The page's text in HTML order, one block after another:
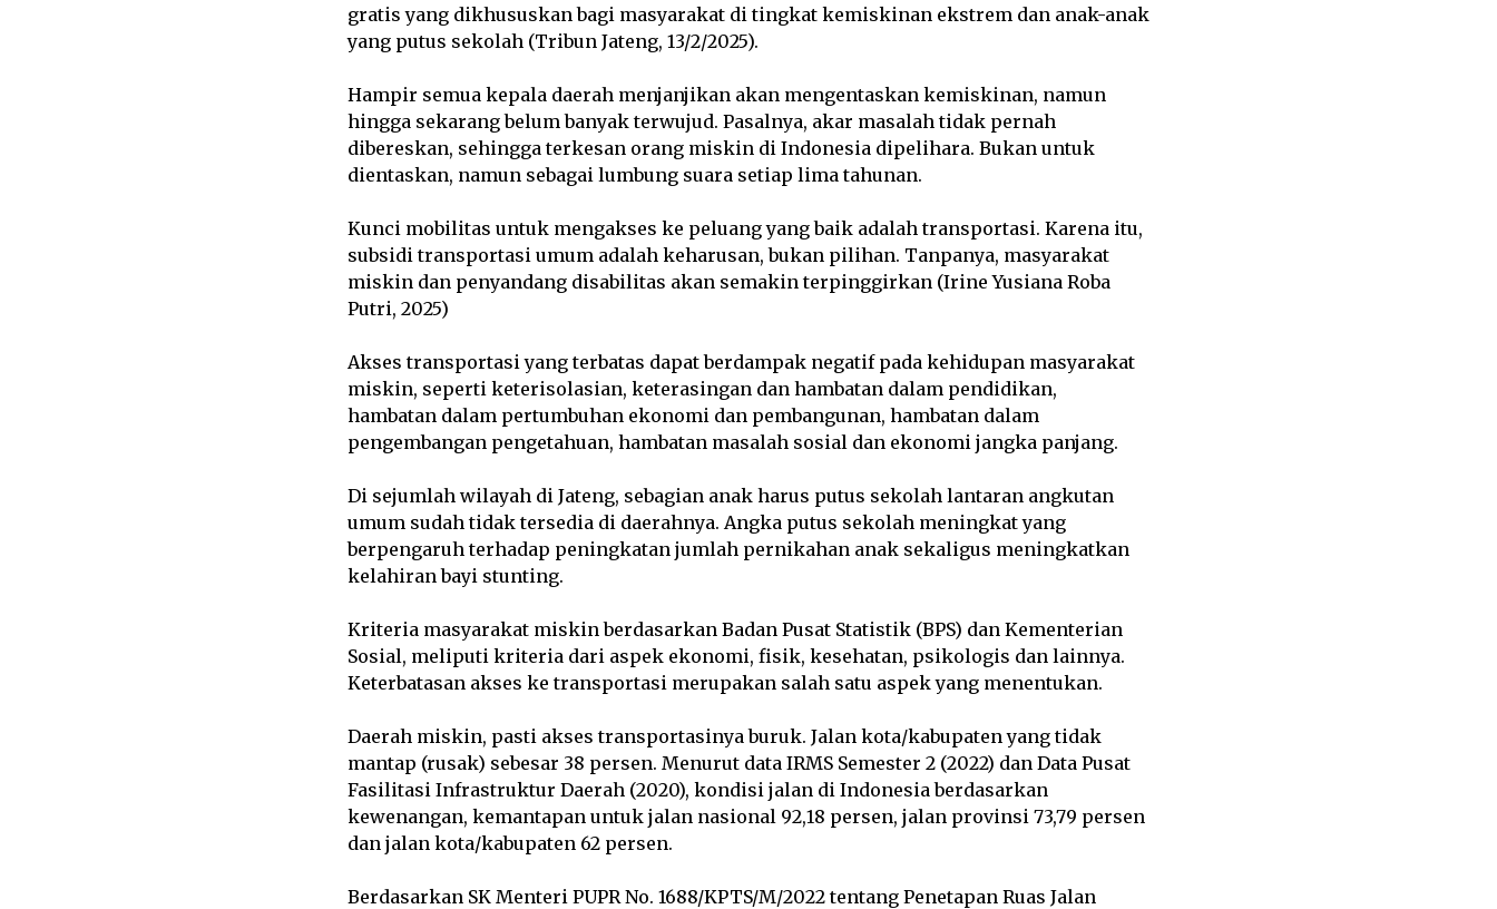
gratis yang dikhususkan bagi masyarakat di tingkat kemiskinan ekstrem dan anak-anak
yang putus sekolah (Tribun Jateng, 13/2/2025).
Hampir semua kepala daerah menjanjikan akan mengentaskan kemiskinan, namun
hingga sekarang belum banyak terwujud. Pasalnya, akar masalah tidak pernah
dibereskan, sehingga terkesan orang miskin di Indonesia dipelihara. Bukan untuk
dientaskan, namun sebagai lumbung suara setiap lima tahunan.
Kunci mobilitas untuk mengakses ke peluang yang baik adalah transportasi. Karena itu,
subsidi transportasi umum adalah keharusan, bukan pilihan. Tanpanya, masyarakat
miskin dan penyandang disabilitas akan semakin terpinggirkan (Irine Yusiana Roba
Putri, 2025)
Akses transportasi yang terbatas dapat berdampak negatif pada kehidupan masyarakat
miskin, seperti keterisolasian, keterasingan dan hambatan dalam pendidikan,
hambatan dalam pertumbuhan ekonomi dan pembangunan, hambatan dalam
pengembangan pengetahuan, hambatan masalah sosial dan ekonomi jangka panjang.
Di sejumlah wilayah di Jateng, sebagian anak harus putus sekolah lantaran angkutan
umum sudah tidak tersedia di daerahnya. Angka putus sekolah meningkat yang
berpengaruh terhadap peningkatan jumlah pernikahan anak sekaligus meningkatkan
kelahiran bayi stunting.
Kriteria masyarakat miskin berdasarkan Badan Pusat Statistik (BPS) dan Kementerian
Sosial, meliputi kriteria dari aspek ekonomi, fisik, kesehatan, psikologis dan lainnya.
Keterbatasan akses ke transportasi merupakan salah satu aspek yang menentukan.
Daerah miskin, pasti akses transportasinya buruk. Jalan kota/kabupaten yang tidak
mantap (rusak) sebesar 38 persen. Menurut data IRMS Semester 2 (2022) dan Data Pusat
Fasilitasi Infrastruktur Daerah (2020), kondisi jalan di Indonesia berdasarkan
kewenangan, kemantapan untuk jalan nasional 92,18 persen, jalan provinsi 73,79 persen
dan jalan kota/kabupaten 62 persen.
Berdasarkan SK Menteri PUPR No. 1688/KPTS/M/2022 tentang Penetapan Ruas Jalan